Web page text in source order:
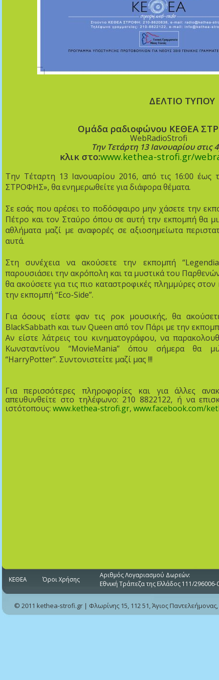
ΔΕΛΤΙΟ ΤΥΠΟΥ
Ομάδα ραδιοφώνου ΚΕΘΕΑ
WebRadioStrofi
Την Τετάρτη 13 Ιανουαρίου στις
κλικ στο:www.kethea-strofi.gr/
Tην Τέταρτη 13 Ιανουαρίου 2016, από τις 16:00 έως
ΣΤΡΟΦΗΣ», θα ενημερωθείτε για διάφορα θέματα.
Σε εσάς που αρέσει το ποδόσφαιρο μην χάσετε την
Πέτρο και τον Σταύρο όπου σε αυτή την εκπομπή θα
αθλήματα μαζί με αναφορές σε αξιοσημείωτα
αυτά.
Στη συνέχεια να ακούσετε την εκπομπή
παρουσιάσει την ακρόπολη και τα μυστικά του
θα ακούσετε για τις πιο καταστροφικές πλημμύρες
την εκπομπή “Eco-Side”.
Για όσους είστε φαν τις ροκ μουσικής, θα
BlackSabbath και των Queen από τον Πάρι με την
Αν είστε λάτρεις του κινηματογράφου, να
Κωνσταντίνου “MovieMania”όπου σήμερα θα
“HarryPotter”. Συντονιστείτε μαζί μας !!!
Για περισσότερες πληροφορίες και για άλλες
απευθυνθείτε στο τηλέφωνο: 210 8822122, ή να
ιστότοπους: www.kethea-strofi.gr, www.facebook.com/
ΚΕΘΕΑ Όροι Χρήσης
Αριθμός Λογαριασμού Δωρεών:
Εθνική Τράπεζα της Ελλάδος 111/296006-
© 2011 kethea-strofi.gr | Φλωρίνης 15, 112 51, Άγιος Παντελεήμονας,